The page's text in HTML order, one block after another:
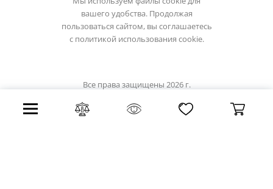
вашего удобства. Продолжая
пользоваться сайтом, вы соглашаетесь
с политикой использования cookie.
Все права защищены 2026 г.